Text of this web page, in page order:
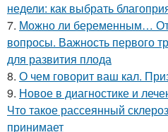
недели: как выбрать
7. Можно ли беременным…
вопросы. Важность первого
для развития плода
8. О чем говорит ваш кал.
9. Новое в диагностике и
Что такое рассеянный
принимает